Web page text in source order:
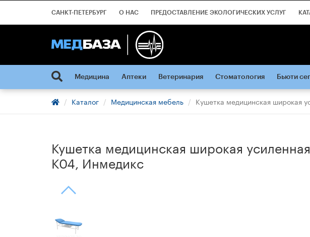
САНКТ-ПЕТЕРБУРГ О НАС ПРЕДОСТАВЛЕНИЕ ЭКОЛОГИЧЕСКИХ УСЛУГ
Медицина Аптеки Ветеринария Стоматология Бьюти
Каталог Медицинская мебель Кушетка медицинская широкая
Кушетка медицинская широкая усиленная
К04, Инмедикс